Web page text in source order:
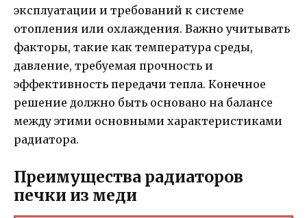
эксплуатации и требований к системе
отопления или охлаждения. Важно учитывать
факторы, такие как температура среды,
давление, требуемая прочность и
эффективность передачи тепла. Конечное
решение должно быть основано на балансе
между этими основными характеристиками
радиатора.
Преимущества радиаторов
печки из меди